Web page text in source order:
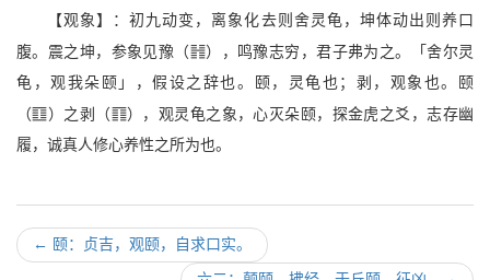
【观象】：初九动变，离象化去则舍灵龟，坤体动出则养口
腹。震之坤，参象见豫（f），鸣豫志穷，君子弗为之。「舍尔灵
龟，观我朵颐」，假设之辞也。颐，灵龟也；剥，观象也。颐
（m）之剥（c），观灵龟之象，心灭朵颐，探金虎之爻，志存幽
履，诚真人修心养性之所为也。
← 颐：贞吉，观颐，自求口实。